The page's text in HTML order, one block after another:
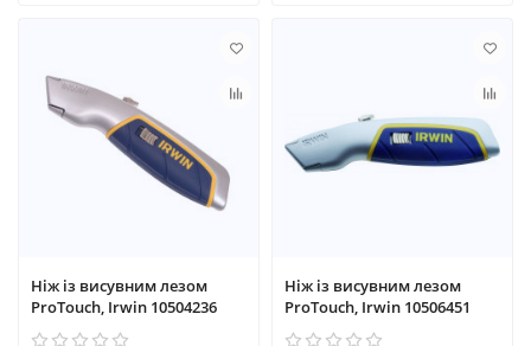
Ніж із висувним лезом
ProTouch, Irwin 10504236
Ніж із висувним лезом
ProTouch, Irwin 10506451